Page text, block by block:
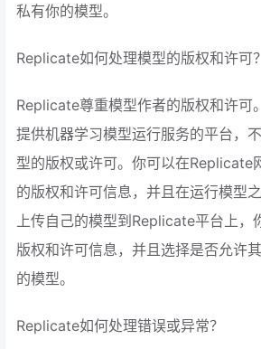
私有你的模型。
Replicate如何处理模型的版权和许可？
Replicate尊重模型作者的版权和许可
提供机器学习模型运行服务的平台，
型的版权或许可。你可以在Replicate
的版权和许可信息，并且在运行模型
上传自己的模型到Replicate平台上，
版权和许可信息，并且选择是否允许
的模型。
Replicate如何处理错误或异常？